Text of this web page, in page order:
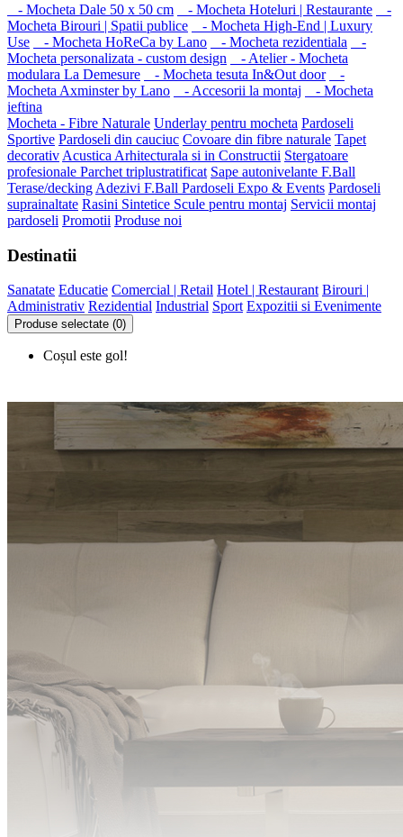
- Mocheta Dale 50 x 50 cm - Mocheta Hoteluri | Restaurante
-
Mocheta Birouri | Spatii publice
- Mocheta High-End | Luxury
Use
- Mocheta HoReCa by Lano - Mocheta rezidentiala
-
Mocheta personalizata - custom design
- Atelier - Mocheta
modulara La Demesure
- Mocheta tesuta In&Out door
-
Mocheta Axminster by Lano
- Accesorii la montaj
- Mocheta
ieftina
Mocheta - Fibre Naturale Underlay pentru mocheta Pardoseli
Sportive Pardoseli din cauciuc Covoare din fibre naturale Tapet
decorativ Acustica Arhitecturala si in Constructii Stergatoare
profesionale Parchet triplustratificat Sape autonivelante F.Ball
Terase/decking Adezivi F.Ball Pardoseli Expo & Events Pardoseli
suprainaltate Rasini Sintetice Scule pentru montaj Servicii montaj
pardoseli Promotii Produse noi
Destinatii
Sanatate Educatie Comercial | Retail Hotel | Restaurant Birouri |
Administrativ Rezidential Industrial Sport Expozitii si Evenimente
Produse selectate (0)
Coșul este gol!